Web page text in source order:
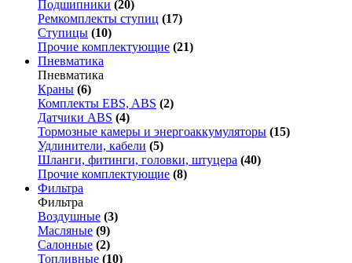
Подшипники (20)
Ремкомплекты ступиц (17)
Ступицы (10)
Прочие комплектующие (21)
Пневматика
Пневматика
Краны (6)
Комплекты EBS, ABS (2)
Датчики ABS (4)
Тормозные камеры и энергоаккумуляторы (15)
Удлинители, кабели (5)
Шланги, фитинги, головки, штуцера (40)
Прочие комплектующие (8)
Фильтра
Фильтра
Воздушные (3)
Масляные (9)
Салонные (2)
Топливные (10)